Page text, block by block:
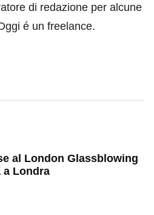
di redazione per alcune
é un freelance.
al London Glassblowing
a Londra